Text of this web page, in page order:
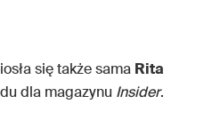
się także sama Rita
dla magazynu Insider.